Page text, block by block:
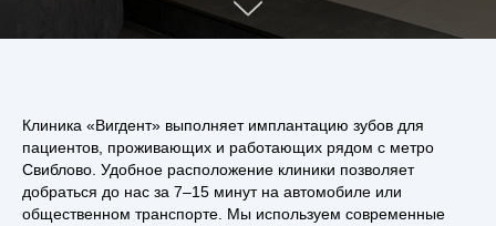
Клиника «Вигдент» выполняет имплантацию зубов для
пациентов, проживающих и работающих рядом с метро
Свиблово. Удобное расположение клиники позволяет
добраться до нас за 7–15 минут на автомобиле или
общественном транспорте. Мы используем современные